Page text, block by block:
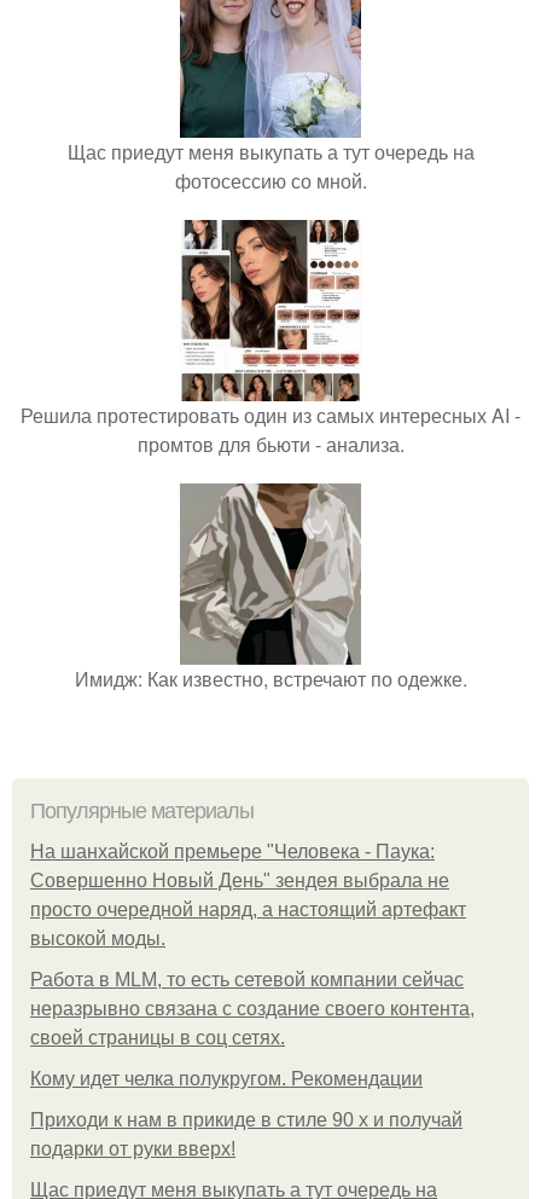
Щас приедут меня выкупать а тут очередь на
фотосессию со мной.
Решила протестировать один из самых интересных AI -
промтов для бьюти - анализа.
Имидж: Как известно, встречают по одежке.
Популярные материалы
На шанхайской премьере "Человека - Паука:
Совершенно Новый День" зендея выбрала не
просто очередной наряд, а настоящий артефакт
высокой моды.
Работа в MLM, то есть сетевой компании сейчас
неразрывно связана с создание своего контента,
своей страницы в соц сетях.
Кому идет челка полукругом. Рекомендации
Приходи к нам в прикиде в стиле 90 х и получай
подарки от руки вверх!
Щас приедут меня выкупать а тут очередь на